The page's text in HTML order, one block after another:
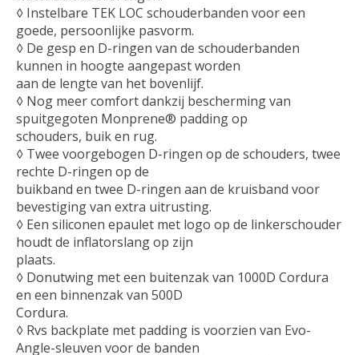
◊ Instelbare TEK LOC schouderbanden voor een
goede, persoonlijke pasvorm.
◊ De gesp en D-ringen van de schouderbanden
kunnen in hoogte aangepast worden
aan de lengte van het bovenlijf.
◊ Nog meer comfort dankzij bescherming van
spuitgegoten Monprene® padding op
schouders, buik en rug.
◊ Twee voorgebogen D-ringen op de schouders, twee
rechte D-ringen op de
buikband en twee D-ringen aan de kruisband voor
bevestiging van extra uitrusting.
◊ Een siliconen epaulet met logo op de linkerschouder
houdt de inflatorslang op zijn
plaats.
◊ Donutwing met een buitenzak van 1000D Cordura
en een binnenzak van 500D
Cordura.
◊ Rvs backplate met padding is voorzien van Evo-
Angle-sleuven voor de banden